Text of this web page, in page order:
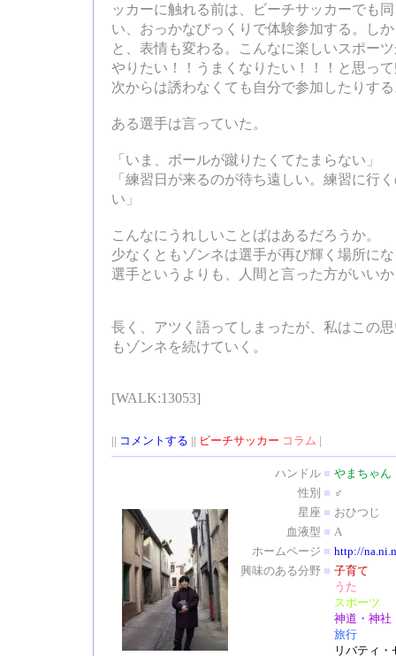
ッカーに触れる前は、ビーチサッカーでも
い、おっかなびっくりで体験参加する。し
と、表情も変わる。こんなに楽しいスポー
やりたい！！うまくなりたい！！！と思っ
次からは誘わなくても自分で参加したりす
ある選手は言っていた。
「いま、ボールが蹴りたくてたまらない」
「練習日が来るのが待ち遠しい。練習に行
い」
こんなにうれしいことばはあるだろうか。
少なくともゾンネは選手が再び輝く場所に
選手というよりも、人間と言った方がいい
長く、アツく語ってしまったが、私はこの
もゾンネを続けていく。
[WALK:13053]
|| コメントする || ビーチサッカー コラム |
ハンドル ■ やまちゃん
性別 ■ ♂
星座 ■ おひつじ
血液型 ■ A
ホームページ ■ http://
興味のある分野 ■ 子育て
うた
スポーツ
神道・神社
旅行
リバティ